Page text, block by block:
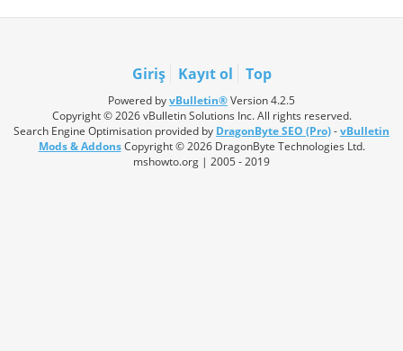
Giriş Kayıt ol Top
Powered byvBulletin®Version 4.2.5
Copyright © 2026 vBulletin Solutions Inc. All rights reserved.
Search Engine Optimisation provided by DragonByte SEO (Pro)-vBulletin
Mods & AddonsCopyright © 2026 DragonByte Technologies Ltd.
mshowto.org | 2005 - 2019